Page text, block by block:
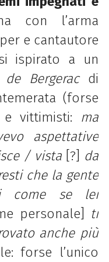
con l’arma
e cantautore
ispirato a un
de Bergeracdi
(forse
vittimisti: ma
aspettative
/ vista [?] da
che la gente
come se lei
personale]
ti
anche più
forse l’unico